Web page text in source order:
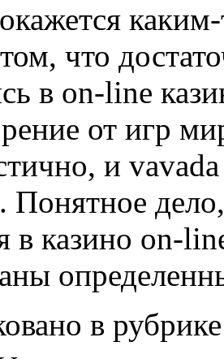
что
в on-line
от игр
и
Понятное
в казино on-
в